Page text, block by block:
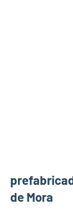
de Mora